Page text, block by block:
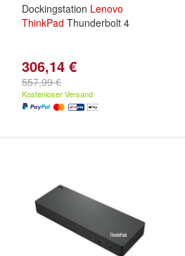
Dockingstation Lenovo
ThinkPad Thunderbolt 4
306,14 €
557,99 €
Kostenloser Versand